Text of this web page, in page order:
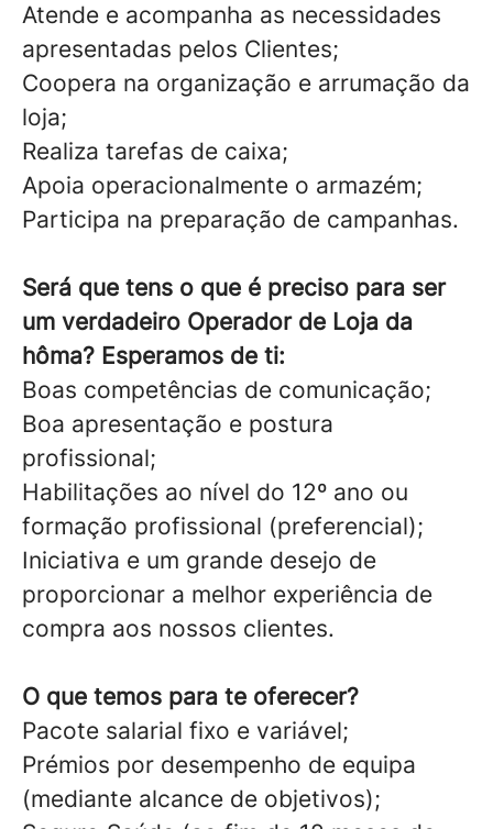
Atende e acompanha as necessidades
apresentadas pelos Clientes;
Coopera na organização e arrumação da
loja;
Realiza tarefas de caixa;
Apoia operacionalmente o armazém;
Participa na preparação de campanhas.
Será que tens o que é preciso para ser
um verdadeiro Operador de Loja da
hôma? Esperamos de ti:
Boas competências de comunicação;
Boa apresentação e postura
profissional;
Habilitações ao nível do 12º ano ou
formação profissional (preferencial);
Iniciativa e um grande desejo de
proporcionar a melhor experiência de
compra aos nossos clientes.
O que temos para te oferecer?
Pacote salarial fixo e variável;
Prémios por desempenho de equipa
(mediante alcance de objetivos);